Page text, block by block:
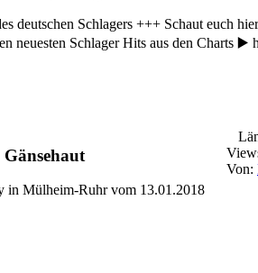
deutschen Schlagers +++ Schaut euch
neuesten Schlager Hits aus den Charts ▶️
in Mülheim-Ruhr vom 13.01.2018
Von: